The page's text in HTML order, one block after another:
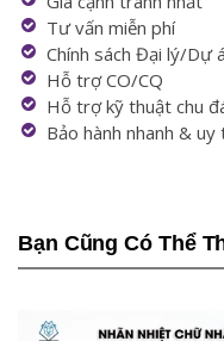
Tư vấn miễn phí
Chính sách Đại lý/Dự
Hỗ trợ CO/CQ
Hỗ trợ kỹ thuật chu
Bảo hành nhanh & uy
Bạn Cũng Có Thể